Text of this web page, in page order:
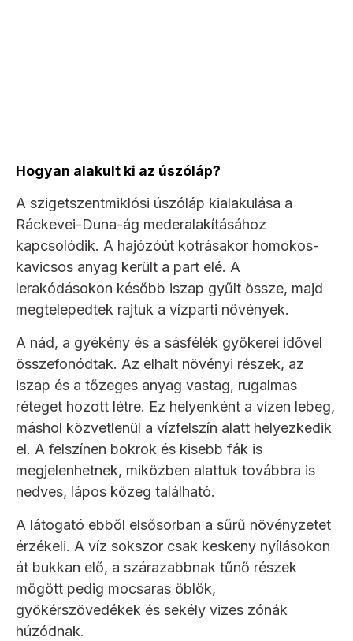
Hogyan alakult ki az úszóláp?
A szigetszentmiklósi úszóláp kialakulása a
Ráckevei-Duna-ág mederalakításához
kapcsolódik. A hajózóút kotrásakor homokos-
kavicsos anyag került a part elé. A
lerakódásokon később iszap gyűlt össze, majd
megtelepedtek rajtuk a vízparti növények.
A nád, a gyékény és a sásfélék gyökerei idővel
összefonódtak. Az elhalt növényi részek, az
iszap és a tőzeges anyag vastag, rugalmas
réteget hozott létre. Ez helyenként a vízen lebeg,
máshol közvetlenül a vízfelszín alatt helyezkedik
el. A felszínen bokrok és kisebb fák is
megjelenhetnek, miközben alattuk továbbra is
nedves, lápos közeg található.
A látogató ebből elsősorban a sűrű növényzetet
érzékeli. A víz sokszor csak keskeny nyílásokon
át bukkan elő, a szárazabbnak tűnő részek
mögött pedig mocsaras öblök,
gyökérszövedékek és sekély vizes zónák
húzódnak.